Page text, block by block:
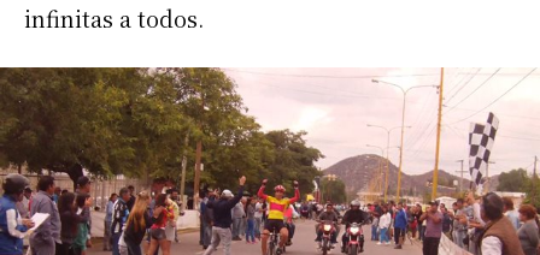
infinitas a todos.